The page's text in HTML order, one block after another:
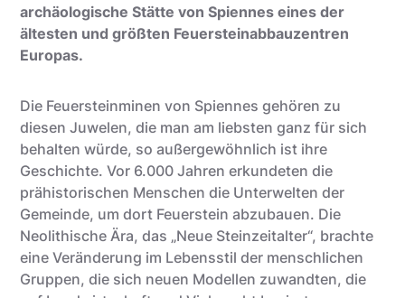
archäologische Stätte von Spiennes eines der
ältesten und größten Feuersteinabbauzentren
Europas.
Die Feuersteinminen von Spiennes gehören zu
diesen Juwelen, die man am liebsten ganz für sich
behalten würde, so außergewöhnlich ist ihre
Geschichte. Vor 6.000 Jahren erkundeten die
prähistorischen Menschen die Unterwelten der
Gemeinde, um dort Feuerstein abzubauen. Die
Neolithische Ära, das „Neue Steinzeitalter“, brachte
eine Veränderung im Lebensstil der menschlichen
Gruppen, die sich neuen Modellen zuwandten, die